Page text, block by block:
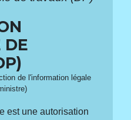
DE
de l'information légale
est une autorisation